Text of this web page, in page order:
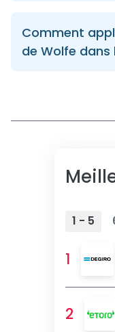
Comment
de Wolfe
1 - 5
1
2